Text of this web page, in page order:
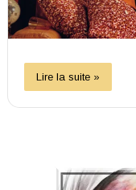
Lire la suite »